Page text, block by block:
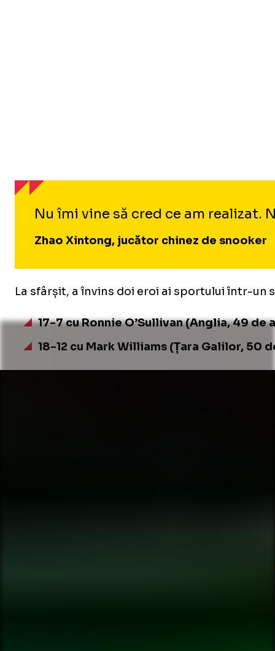
Nu îmi vine să cred ce am realizat.
Zhao Xintong, jucător chinez de snooker
La sfârșit, a învins doi eroi ai sportului într-un
17-7 cu Ronnie O’Sullivan (Anglia, 49
18-12 cu Mark Williams (Țara Galilor, 50